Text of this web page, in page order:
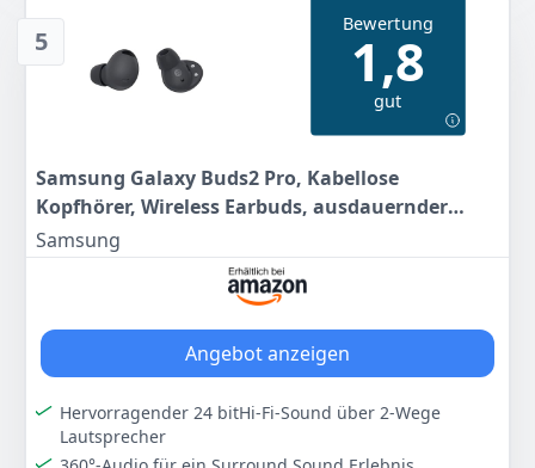
Statt:
5
Bewertung
1,8
gut
Samsung Galaxy Buds2 Pro, Kabellose
Kopfhörer, Wireless Earbuds, ausdauernder
Akku, 3 Mikrofone, 360°-Audio, 24 bit 2-Wege-
Lautsprecher, Graphite
Samsung
Angebot anzeigen
Hervorragender 24 bitHi-Fi-Sound über 2-Wege
Lautsprecher